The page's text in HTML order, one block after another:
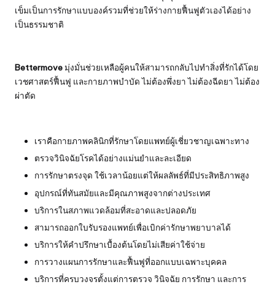
เข็มเป็นการรักษาแบบองค์รวมที่ช่วยให้ร่างกายฟื้นฟูตัวเองได้อย่าง
เป็นธรรมชาติ
Bettermoveมุ่งมั่นช่วยเหลือผู้คนให้สามารถกลับไปทำสิ่งที่รักได้โดย
เวชศาสตร์ฟื้นฟู และกายภาพบำบัด ไม่ต้องพึ่งยา ไม่ต้องฉีดยา ไม่ต้อง
ผ่าตัด
เราคือกายภาพคลินิกที่รักษาโดยแพทย์ผู้เชี่ยวชาญเฉพาะทาง
ตรวจวินิจฉัยโรคได้อย่างแม่นยำและละเอียด
การรักษาตรงจุด ใช้เวลาน้อยแต่ให้ผลลัพธ์ที่มีประสิทธิภาพสูง
อุปกรณ์ที่ทันสมัยและมีคุณภาพสูงจากต่างประเทศ
บริการในสภาพแวดล้อมที่สะอาดและปลอดภัย
สามารถออกใบรับรองแพทย์เพื่อเบิกค่ารักษาพยาบาลได้
บริการให้คำปรึกษาเบื้องต้นโดยไม่เสียค่าใช้จ่าย
การวางแผนการรักษาและฟื้นฟูที่ออกแบบเฉพาะบุคคล
บริการที่ครบวงจรตั้งแต่การตรวจ วินิจฉัย การรักษา และการ